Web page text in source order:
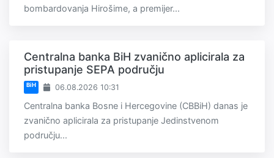
bombardovanja Hirošime, a premijer...
Centralna banka BiH zvanično aplicirala za
pristupanje SEPA području
BiH 06.08.2026 10:31
Centralna banka Bosne i Hercegovine (CBBiH) danas je
zvanično aplicirala za pristupanje Jedinstvenom
području...